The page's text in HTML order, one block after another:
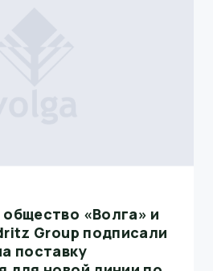
«Волга» и
Group подписали
поставку